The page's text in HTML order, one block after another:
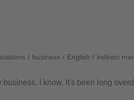
/ business / English / indirect
business. I know. It's been long